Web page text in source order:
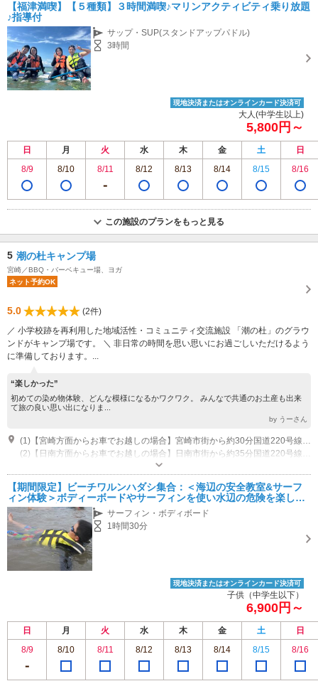
【福津満喫】【５種類】３時間満喫♪マリンアクティビティ乗り放題
♪指導付
サップ・SUP(スタンドアップパドル)
3時間
現地決済またはオンラインカード決済可
大人(中学生以上)
5,800円～
日 月 火 水 木 金 土
日
8/9
8/10 8/11 8/12 8/13 8/14 8/15 8/16
この施設のプランをもっと見る
5 潮の杜キャンプ場
宮崎／BBQ・バーベキュー場、ヨガ
ネット予約OK
5.0
(2件)
／ 小学校跡を再利用した地域活性・コミュニティ交流施設 「潮の杜」のグラウ
ンドがキャンプ場です。 ＼ 非日常の時間を思い思いにお過ごしいただけるよう
に準備しております。...
“楽しかった”
初めての染め物体験、どんな模様になるかワクワク。 みんなで共通のお土産も出来
て旅の良い思い出になりま...
by うーさん
(1)【宮崎方面からお車でお越しの場合】宮崎市街から約30分国道220号線を南下、堀切のトンネル～いるか岬を過ぎて約７分
【期間限定】ビーチワルンハダシ集合：＜海辺の安全教室&サーフ
ィン体験＞ボディーボードやサーフィンを使い水辺の危険を楽しく
学ぼう♪＜宮崎県・日南＞：SF90サーフィン・ボディボード
1時間30分
現地決済またはオンラインカード決済可
子供（中学生以下）
6,900円～
日 月 火 水 木 金 土
日
8/9
8/10 8/11 8/12 8/13 8/14 8/15 8/16